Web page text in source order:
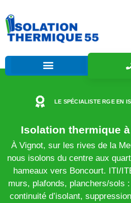
LE SPÉCIALISTE RGE EN
Isolation thermique
À Vignot, sur les rives de la
nous isolons du centre aux
hameaux vers Boncourt. ITI/
murs, plafonds, planchers/sols
continuité d’isolant,